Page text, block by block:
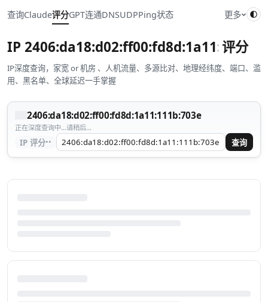
查询Claude评分GPT连通DNSUDPPing状态 更多
IP 评分
IP深度查询，家宽 or 机房 、人机流量、多源比对、地理经纬度、端口、滥
用、黑名单、全球延迟一手掌握
2406:da18:d02:ff00:fd8d:1a11:111b:703e
正在深度查询中...请稍后...
IP 评分·· 查询